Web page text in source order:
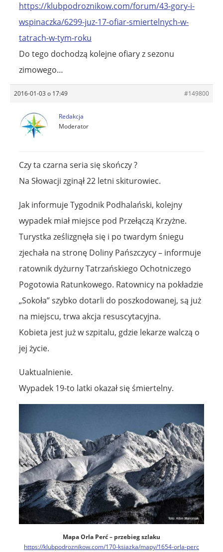
https://klubpodroznikow.com/forum/43-gory-i-
wspinaczka/6299-juz-17-ofiar-smiertelnych-w-
tatrach-w-tym-roku
Do tego dochodzą kolejne ofiary z sezonu
zimowego…
2016-01-03 o 17:49 #149800
Redakcja
Moderator
Czy ta czarna seria się skończy ?
Na Słowacji zginął 22 letni skiturowiec.
Jak informuje Tygodnik Podhalański, kolejny
wypadek miał miejsce pod Przełączą Krzyżne.
Turystka ześlizgnęła się i po twardym śniegu
zjechała na stronę Doliny Pańszczycy – informuje
ratownik dyżurny Tatrzańskiego Ochotniczego
Pogotowia Ratunkowego. Ratownicy na pokładzie
„Sokoła” szybko dotarli do poszkodowanej, są już
na miejscu, trwa akcja resuscytacyjna.
Kobieta jest już w szpitalu, gdzie lekarze walczą o
jej życie.
Uaktualnienie.
Wypadek 19-to latki okazał się śmiertelny.
Mapa Orla Perć – przebieg szlaku
https://klubpodroznikow.com/170-ksiazka/mapy/1654-orla-perc